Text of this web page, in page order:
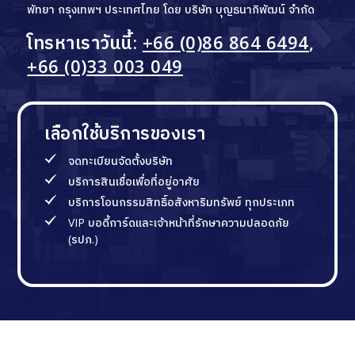
พัทยา กรุงเทพฯ ประเทศไทย โดย บริษัท บุญธนาภิพัฒน์ จำกัด
โทรหาเราวันนี้: +66 (0)86 864 6494,
+66 (0)33 003 049
เลือกใช้บริการของเรา
จดทะเบียนจัดตั้งบริษัท
บริการสินเชื่อเพื่อที่อยู่อาศัย
บริการโอนกรรมสิทธิ์อสังหาริมทรัพย์ ทุกประเภท
VIP บอดี้การ์ดและเจ้าหน้าที่รักษาความปลอดภัย
(รปภ.)